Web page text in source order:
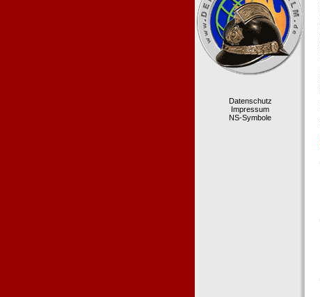
Datenschutz
Impressum
NS-Symbole